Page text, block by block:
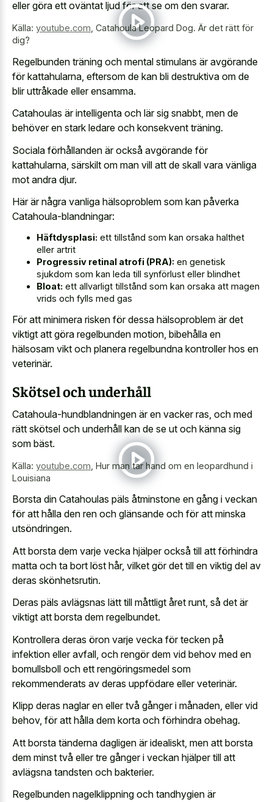
eller göra ett oväntat ljud för att se om den svarar.
Källa: youtube.com Catahoula Leopard Dog. Är det rätt för
dig?
Regelbunden träning och mental stimulans är avgörande
för kattahularna, eftersom de kan bli destruktiva om de
blir uttråkade eller ensamma.
Catahoulas är intelligenta och lär sig snabbt, men de
behöver en stark ledare och konsekvent träning.
Sociala förhållanden är också avgörande för
kattahularna, särskilt om man vill att de skall vara vänliga
mot andra djur.
Här är några vanliga hälsoproblem som kan påverka
Catahoula-blandningar:
Häftdysplasi: ett tillstånd som kan orsaka halthet
eller artrit
Progressiv retinal atrofi (PRA): en genetisk
sjukdom som kan leda till synförlust eller blindhet
Bloat: ett allvarligt tillstånd som kan orsaka att magen
vrids och fylls med gas
För att minimera risken för dessa hälsoproblem är det
viktigt att göra regelbunden motion, bibehålla en
hälsosam vikt och planera regelbundna kontroller hos en
veterinär.
Skötsel och underhåll
Catahoula-hundblandningen är en vacker ras, och med
rätt skötsel och underhåll kan de se ut och känna sig
som bäst.
Källa: youtube.com Hur man tar hand om en leopardhund i
Louisiana
Borsta din Catahoulas päls åtminstone en gång i veckan
för att hålla den ren och glänsande och för att minska
utsöndringen.
Att borsta dem varje vecka hjälper också till att förhindra
matta och ta bort löst hår, vilket gör det till en viktig del av
deras skönhetsrutin.
Deras päls avlägsnas lätt till måttligt året runt, så det är
viktigt att borsta dem regelbundet.
Kontrollera deras öron varje vecka för tecken på
infektion eller avfall, och rengör dem vid behov med en
bomullsboll och ett rengöringsmedel som
rekommenderats av deras uppfödare eller veterinär.
Klipp deras naglar en eller två gånger i månaden, eller vid
behov, för att hålla dem korta och förhindra obehag.
Att borsta tänderna dagligen är idealiskt, men att borsta
dem minst två eller tre gånger i veckan hjälper till att
avlägsna tandsten och bakterier.
Regelbunden nagelklippning och tandhygien är